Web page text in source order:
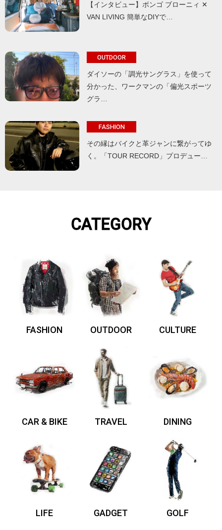
【インタビュー】ボンゴ ブローニィ ✕
VAN LIVING 簡単なDIYで…
OUTDOOR
ダイソーの「調光サングラス」を使って
分かった、ワークマンの「偏光スポーツ
グラ…
FASHION
その縁はバイクと革ジャンに繋がってゆ
く。「TOUR RECORD」プロデュー…
CATEGORY
FASHION OUTDOOR CULTURE
CAR & BIKE TRAVEL DINING
LIFE GADGET GOLF